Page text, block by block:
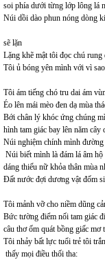
soi phía dưới từng lớp lông lá
Núi dồi dào phun nóng dòng
sẽ lặn
Lặng khẽ mật tôi đọc chú
Tôi ủ bóng yên mình với vì
Tôi ám tiếng chó tru dai ám
Éo lên mái mèo đen dạ mùa
Bới chân lý khóc ứng chúng
hình tam giác bay lên năm cây
Núi nghiệm chính mình
Núi biết mình là đám lá âm
dáng thiếu nữ khỏa thân mùa
Đất nước đợi dương vật đốm
Tôi mảnh vỡ cho niềm dũng
Bức tường điểm nối tam giác
câu thơ ốm quát bồng giấc
Tôi nhảy bất lực tuổi trẻ tôi
thấy mọi điều thối tha: